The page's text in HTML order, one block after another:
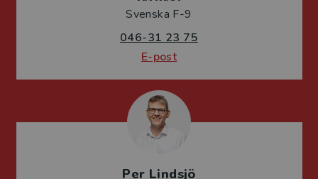
Svenska F-9
046-31 23 75
E-post
Per Lindsjö